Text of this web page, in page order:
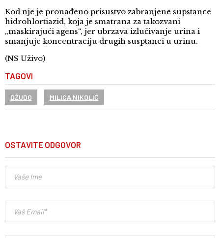
Kod nje je pronađeno prisustvo zabranjene supstance
hidrohlortiazid, koja je smatrana za takozvani
„maskirajući agens“, jer ubrzava izlučivanje urina i
smanjuje koncentraciju drugih susptanci u urinu.
(NS Uživo)
TAGOVI
DŽUDO MILICA NIKOLIĆ
OSTAVITE ODGOVOR